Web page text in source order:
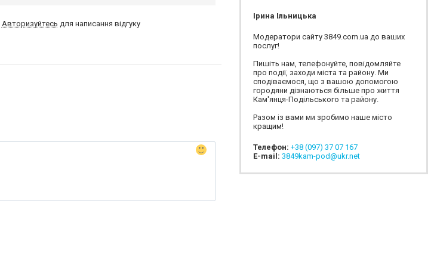
Авторизуйтесь для написання відгуку
Ірина Ільницька
Модератори сайту 3849.com.ua до ваших
послуг!
Пишіть нам, телефонуйте, повідомляйте
про події, заходи міста та району. Ми
сподіваємося, що з вашою допомогою
городяни дізнаються більше про життя
Кам'янця-Подільського та району.
Разом із вами ми зробимо наше місто
кращим!
Телефон: +38 (097) 37 07 167
E-mail: 3849kam-pod@ukr.net